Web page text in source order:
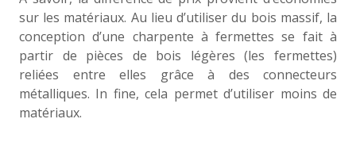
sur les matériaux. Au lieu d’utiliser du bois massif, la
conception d’une charpente à fermettes se fait à
partir de pièces de bois légères (les fermettes)
reliées entre elles grâce à des connecteurs
métalliques. In fine, cela permet d’utiliser moins de
matériaux.